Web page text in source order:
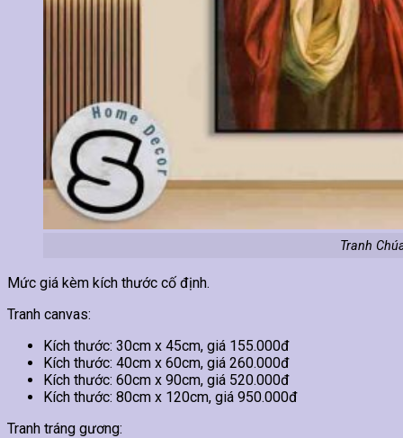
Tranh
Mức giá kèm kích thước cố định.
Tranh canvas:
Kích thước: 30cm x 45cm, giá 155.000đ
Kích thước: 40cm x 60cm, giá 260.000đ
Kích thước: 60cm x 90cm, giá 520.000đ
Kích thước: 80cm x 120cm, giá 950.000đ
Tranh tráng gương: